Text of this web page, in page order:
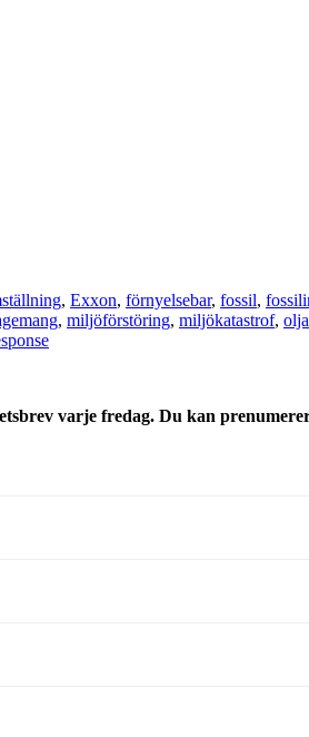
, Exxon, förnyelsebar, fossil,
, miljöförstöring, miljökatastrof, olja
varje fredag. Du kan